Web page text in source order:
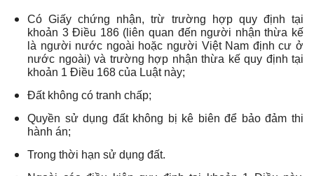
Có Giấy chứng nhận, trừ trường hợp quy định tại
khoản 3 Điều 186 (liên quan đến người nhận thừa kế
là người nước ngoài hoặc người Việt Nam định cư ở
nước ngoài) và trường hợp nhận thừa kế quy định tại
khoản 1 Điều 168 của Luật này;
Đất không có tranh chấp;
Quyền sử dụng đất không bị kê biên để bảo đảm thi
hành án;
Trong thời hạn sử dụng đất.